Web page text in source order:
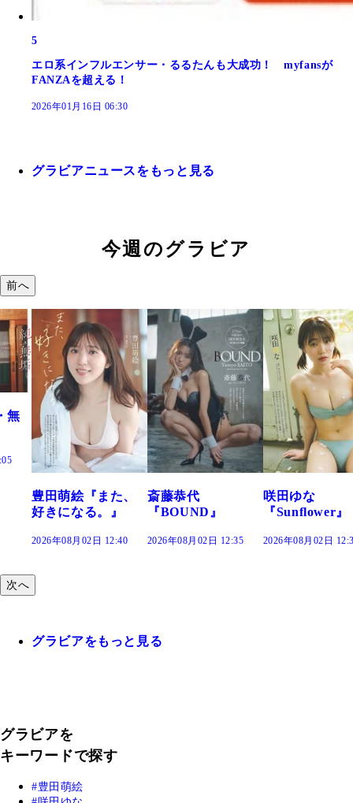
5
エロ系インフルエンサー・るるたんも大成功！ myfansが
FANZAを超える！
2026年01月16日 06:30
グラビアニュースをもっと見る
今週のグラビア
前へ
斎藤恭代
『BOUND』
2026年08月02日 12:35
咲田ゆな
『Sunflower』
2026年08月02日 12:30
藤水咲桜『花
だまり』
2026年08月02日
次へ
グラビアをもっと見る
グラビアを
キーワードで探す
豊田萌絵